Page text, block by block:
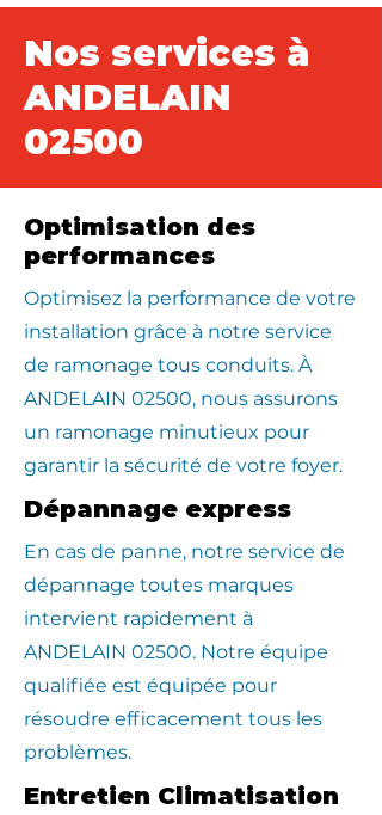
Nos services à
ANDELAIN
02500
Optimisation des
performances
Optimisez la performance de votre
installation grâce à notre service
de ramonage tous conduits. À
ANDELAIN 02500, nous assurons
un ramonage minutieux pour
garantir la sécurité de votre foyer.
Dépannage express
En cas de panne, notre service de
dépannage toutes marques
intervient rapidement à
ANDELAIN 02500. Notre équipe
qualifiée est équipée pour
résoudre efficacement tous les
problèmes.
Entretien Climatisation